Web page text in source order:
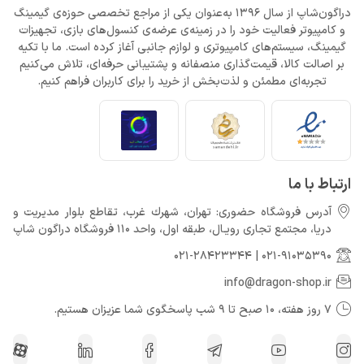
افزایش قیمت بازی‌ها؛ آیا Xbox بازیکنان را به Game Pass سوق
می‌دهد؟
خرداد 22, 1404
Call of Duty: Black Ops 7 برای کنسول‌های نسل هشتم هم می‌آید
خرداد 22, 1404
دراگون‌شاپ از سال 1396 به‌عنوان یکی از مراجع تخصصی حوزه‌ی گیمینگ
و کامپیوتر فعالیت خود را در زمینه‌ی عرضه‌ی کنسول‌های بازی، تجهیزات
گیمینگ، سیستم‌های کامپیوتری و لوازم جانبی آغاز کرده است. ما با تکیه
بر اصالت کالا، قیمت‌گذاری منصفانه و پشتیبانی حرفه‌ای، تلاش می‌کنیم
تجربه‌ای مطمئن و لذت‌بخش از خرید را برای کاربران فراهم کنیم.
ارتباط با ما
آدرس فروشگاه حضوری: تهران، شهرك غرب، تقاطع بلوار مدیریت و
دريا، مجتمع تجارى رويـال، طبقه اول، واحد 110 فروشگاه دراگون شاپ
021-91035390
021-28423344
info@dragon-shop.ir
7 روز هفته، 10 صبح تا 9 شب پاسخگوی شما عزیزان هستیم.